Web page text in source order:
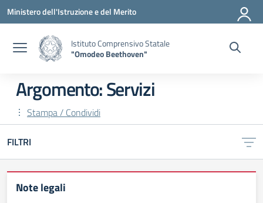
Vai ai contenuti
Vai al menu di navigazione
Vai al footer
Ministero dell'Istruzione e del Merito
Istituto Comprensivo Statale
"Omodeo Beethoven"
Argomento: Servizi
Stampa / Condividi
FILTRI
Note legali